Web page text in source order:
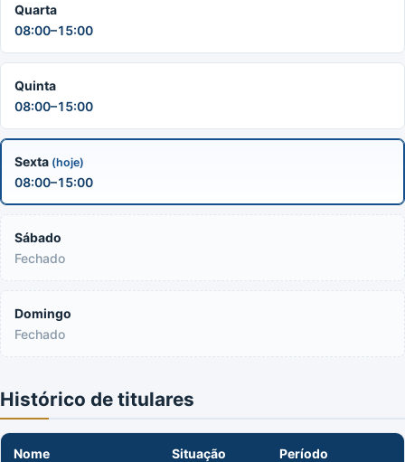
Quarta
08:00–15:00
Quinta
08:00–15:00
Sexta (hoje)
08:00–15:00
Sábado
Fechado
Domingo
Fechado
Histórico de titulares
Nome Situação Período